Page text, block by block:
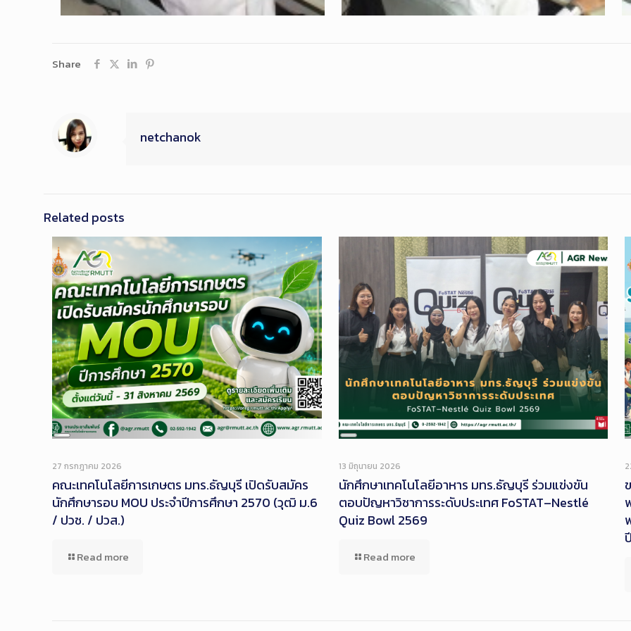
Share
netchanok
Related posts
Long
27 กรกฎาคม 2026
คณะเทคโนโลยีการเกษตร มทร.ธัญบุรี เปิดรับสมัคร
นักศึกษารอบ MOU ประจำปีการศึกษา 2570 (วุฒิ ม.6
/ ปวช. / ปวส.)
Read more
Long
13 มิถุนายน 2026
นักศึกษาเทคโนโลยีอาหาร มทร.ธัญบุรี ร่วมแข่งขัน
ตอบปัญหาวิชาการระดับประเทศ FoSTAT–Nestlé
Quiz Bowl 2569
Read more